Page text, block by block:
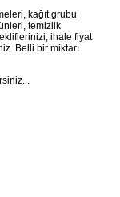
kağıt grubu
temizlik
ihale fiyat
Belli bir miktarı